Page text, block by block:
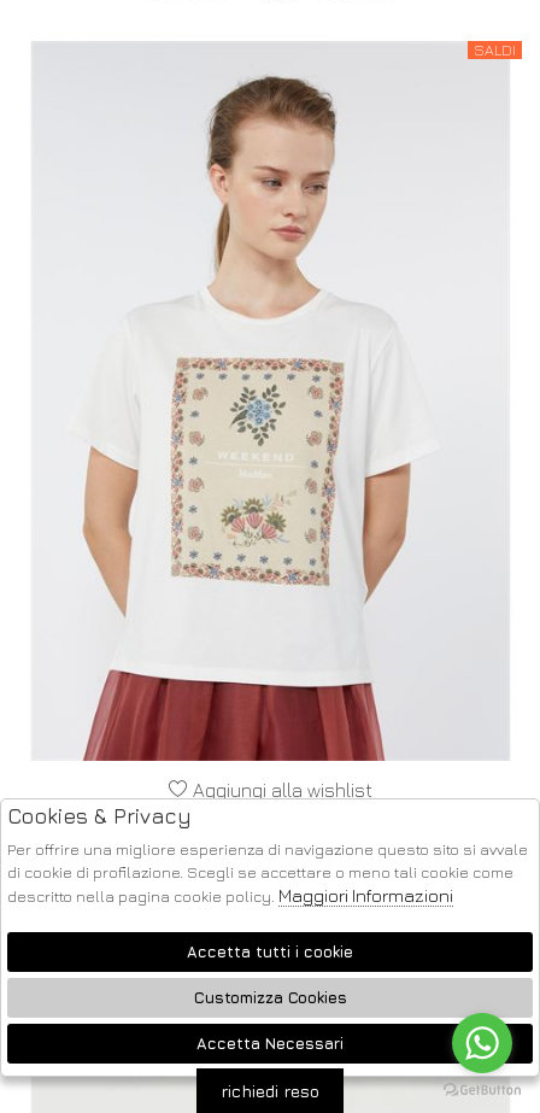
SALDI
Aggiungi alla wishlist
MAX MARA WEEKEND
T-SHIRT REGULAR IN COTONE CON STAMPA
PERSONALIZZATA. COLORE: BIANCO. MODELLO: PANTERA
L
SALDI
🍪
richiedi reso
Cookies & Privacy
Per offrire una migliore esperienza di navigazione questo sito si avvale
di cookie di profilazione. Scegli se accettare o meno tali cookie come
descritto nella pagina cookie policy. Maggiori Informazioni
Accetta tutti i cookie
Customizza Cookies
Accetta Necessari